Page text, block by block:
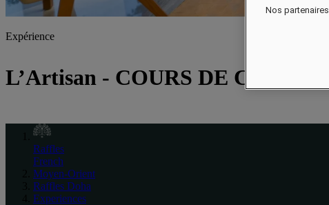
Expérience
L’Artisan - COURS DE CUISINE
Raffles
French
Moyen-Orient
Raffles Doha
Experiences
Nos partenaires